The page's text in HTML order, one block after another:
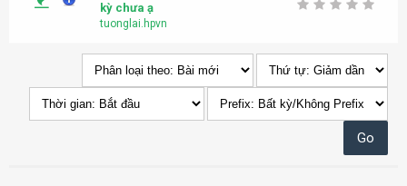
kỳ chưa ạ
tuonglai.hpvn